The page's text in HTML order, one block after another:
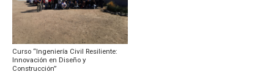
Curso “Ingeniería Civil Resiliente:
Innovación en Diseño y
Construcción”